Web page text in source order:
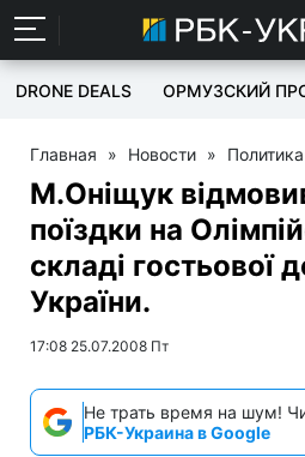
DRONE DEALS ОРМУЗСКИЙ
Главная » Новости » Политика
М.Оніщук
поїздки на
складі гостьової
України.
17:08 25.07.2008 Пт
Не трать время на шум!
РБК-Украина в Google